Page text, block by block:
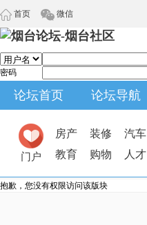
首页 微信
密码
论坛首页 论坛导航
门户
房产 装修 汽车
教育
购物 人才
抱歉，您没有权限访问该版块